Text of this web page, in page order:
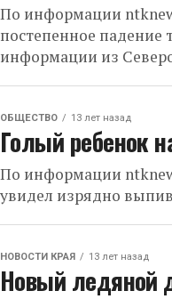
По информации
постепенное падение
информации из
ОБЩЕСТВО 13 лет назад
Голый ребенок
По информации
увидел изрядно
НОВОСТИ КРАЯ 13 лет назад
Новый ледяной